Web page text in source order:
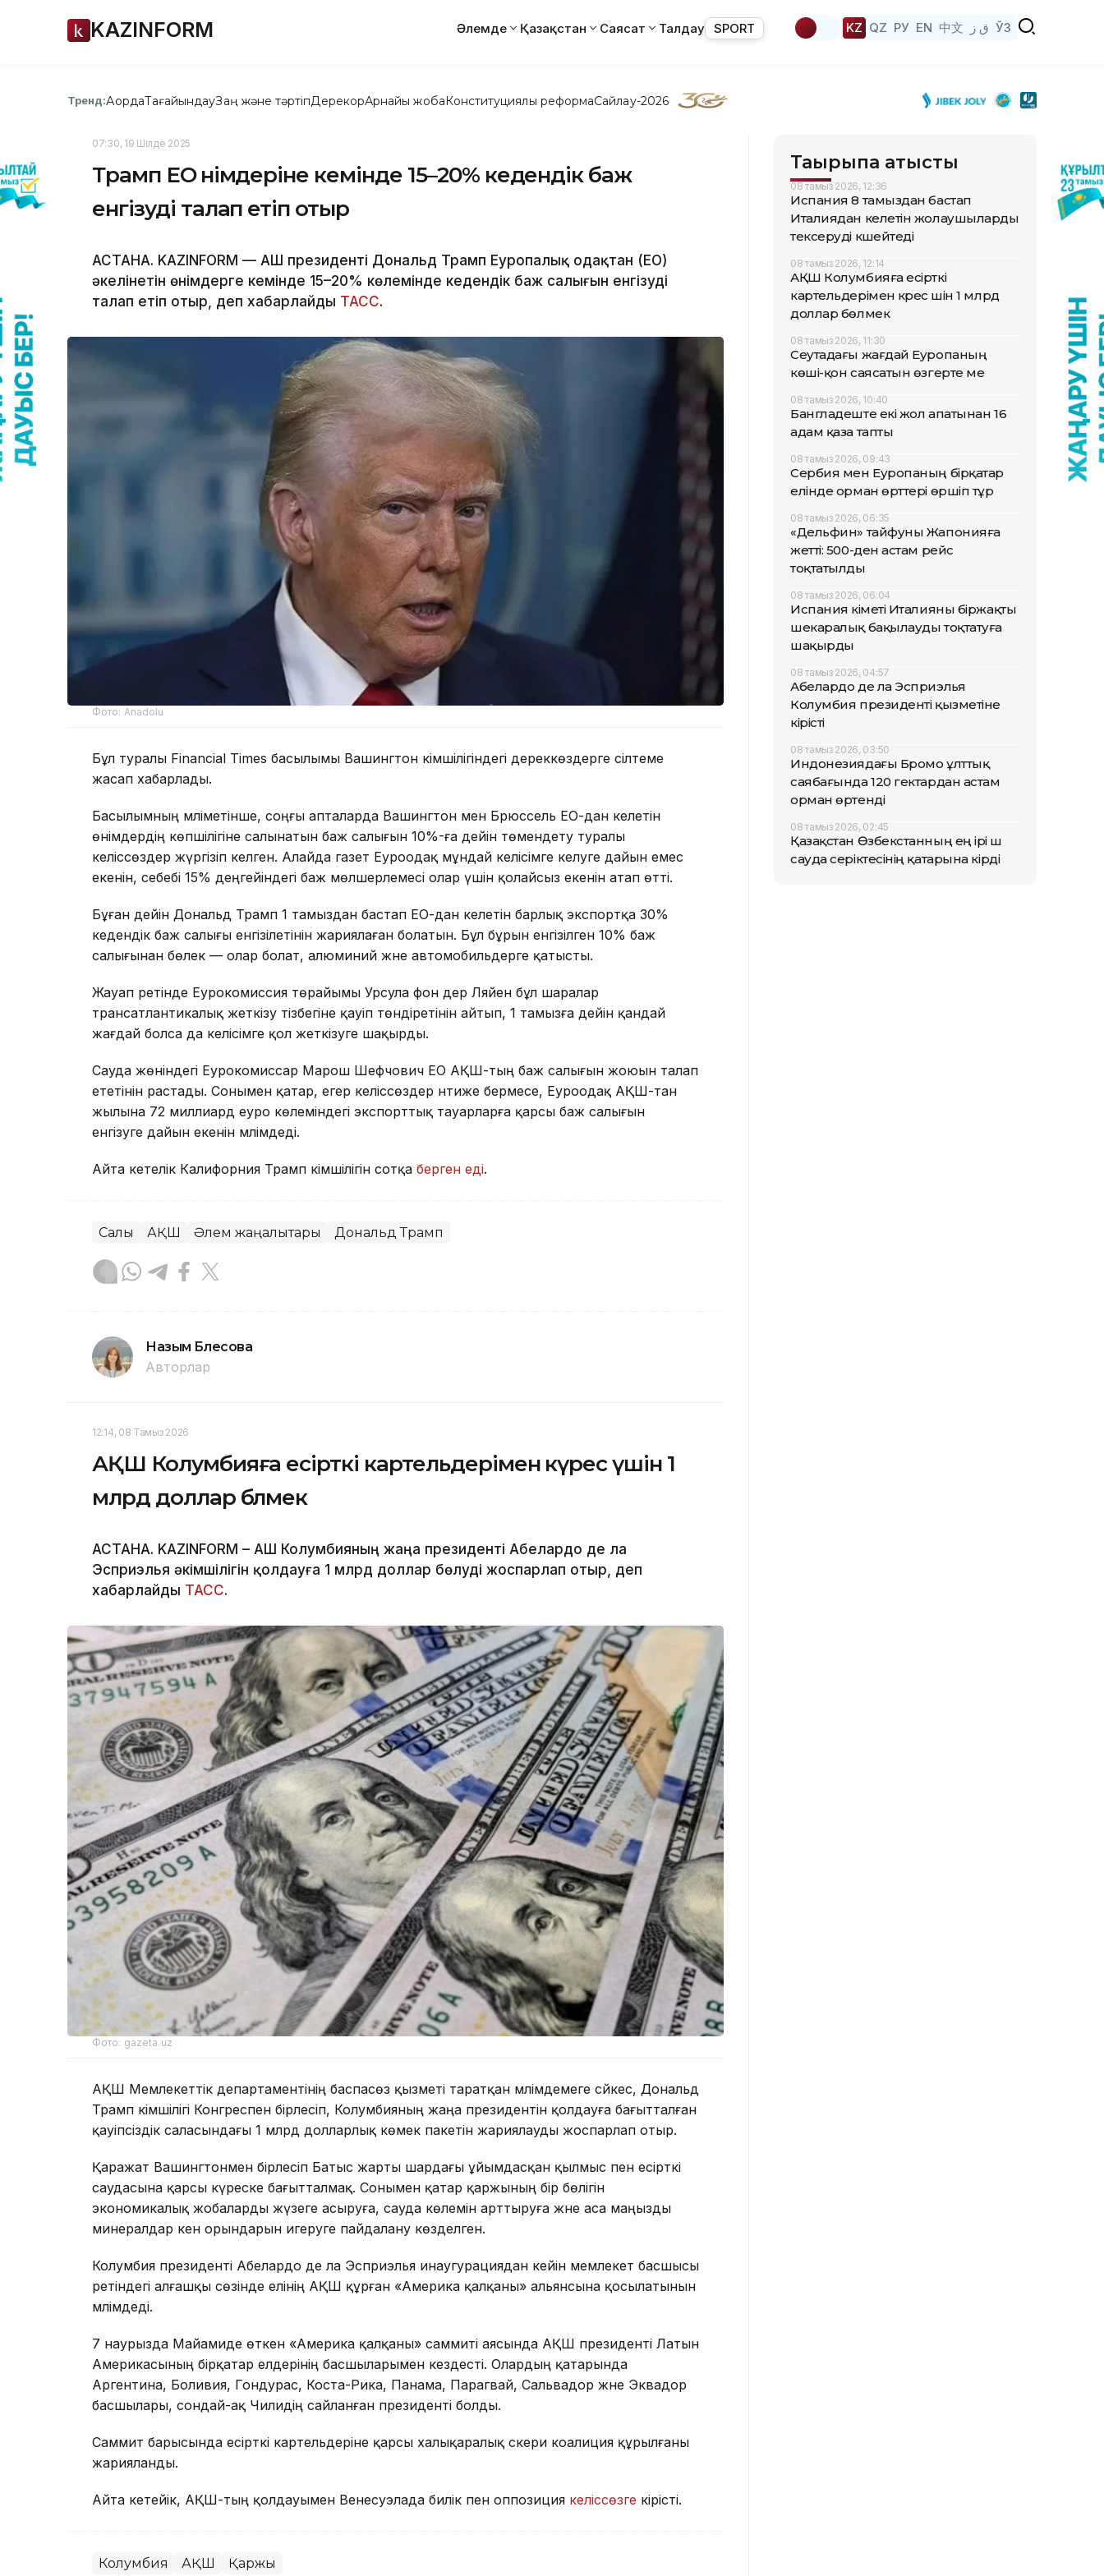
KAZINFORM Әлемде Қазақстан Саясат Талдау SPORT KZ QZ РУ EN 中文 ق ز ЎЗ
Тренд:АқордаТағайындауЗаң және тәртіпДерекқорАрнайы жобаКонституциялық реформаСайлау-2026
07:30, 19 Шілде 2025
Трамп ЕО өнімдеріне кемінде 15–20% кедендік баж
енгізуді талап етіп отыр
АСТАНА. KAZINFORM — АҚШ президенті Дональд Трамп Еуропалық одақтан (ЕО)
әкелінетін өнімдерге кемінде 15–20% көлемінде кедендік баж салығын енгізуді
талап етіп отыр, деп хабарлайды ТАСС.
Фото: Anadolu
Бұл туралы Financial Times басылымы Вашингтон әкімшілігіндегі дереккөздерге сілтеме
жасап хабарлады.
Басылымның мәліметінше, соңғы апталарда Вашингтон мен Брюссель ЕО-дан келетін
өнімдердің көпшілігіне салынатын баж салығын 10%-ға дейін төмендету туралы
келіссөздер жүргізіп келген. Алайда газет Еуроодақ мұндай келісімге келуге дайын емес
екенін, себебі 15% деңгейіндегі баж мөлшерлемесі олар үшін қолайсыз екенін атап өтті.
Бұған дейін Дональд Трамп 1 тамыздан бастап ЕО-дан келетін барлық экспортқа 30%
кедендік баж салығы енгізілетінін жариялаған болатын. Бұл бұрын енгізілген 10% баж
салығынан бөлек — олар болат, алюминий және автомобильдерге қатысты.
Жауап ретінде Еурокомиссия төрайымы Урсула фон дер Ляйен бұл шаралар
трансатлантикалық жеткізу тізбегіне қауіп төндіретінін айтып, 1 тамызға дейін қандай
жағдай болса да келісімге қол жеткізуге шақырды.
Сауда жөніндегі Еурокомиссар Марош Шефчович ЕО АҚШ-тың баж салығын жоюын талап
ететінін растады. Сонымен қатар, егер келіссөздер нәтиже бермесе, Еуроодақ АҚШ-тан
жылына 72 миллиард еуро көлеміндегі экспорттық тауарларға қарсы баж салығын
енгізуге дайын екенін мәлімдеді.
Айта кетелік Калифорния Трамп әкімшілігін сотқа берген еді.
Салық АҚШ Әлем жаңалықтары Дональд Трамп
Назым Бөлесова
Авторлар
12:14, 08 Тамыз 2026
АҚШ Колумбияға есірткі картельдерімен күрес үшін 1
млрд доллар бөлмек
АСТАНА. KAZINFORM – АҚШ Колумбияның жаңа президенті Абелардо де ла
Эсприэлья әкімшілігін қолдауға 1 млрд доллар бөлуді жоспарлап отыр, деп
хабарлайды ТАСС.
Фото: gazeta.uz
АҚШ Мемлекеттік департаментінің баспасөз қызметі таратқан мәлімдемеге сәйкес, Дональд
Трамп әкімшілігі Конгреспен бірлесіп, Колумбияның жаңа президентін қолдауға бағытталған
қауіпсіздік саласындағы 1 млрд долларлық көмек пакетін жариялауды жоспарлап отыр.
Қаражат Вашингтонмен бірлесіп Батыс жарты шардағы ұйымдасқан қылмыс пен есірткі
саудасына қарсы күреске бағытталмақ. Сонымен қатар қаржының бір бөлігін
экономикалық жобаларды жүзеге асыруға, сауда көлемін арттыруға және аса маңызды
минералдар кен орындарын игеруге пайдалану көзделген.
Колумбия президенті Абелардо де ла Эсприэлья инаугурациядан кейін мемлекет басшысы
ретіндегі алғашқы сөзінде елінің АҚШ құрған «Америка қалқаны» альянсына қосылатынын
мәлімдеді.
7 наурызда Майамиде өткен «Америка қалқаны» саммиті аясында АҚШ президенті Латын
Америкасының бірқатар елдерінің басшыларымен кездесті. Олардың қатарында
Аргентина, Боливия, Гондурас, Коста-Рика, Панама, Парагвай, Сальвадор және Эквадор
басшылары, сондай-ақ Чилидің сайланған президенті болды.
Саммит барысында есірткі картельдеріне қарсы халықаралық әскери коалиция құрылғаны
жарияланды.
Айта кетейік, АҚШ-тың қолдауымен Венесуэлада билік пен оппозиция келіссөзге кірісті.
Колумбия АҚШ Қаржы
Тақырыпқа қатысты
08 тамыз 2026, 12:36
Испания 8 тамыздан бастап
Италиядан келетін жолаушыларды
тексеруді күшейтеді
08 тамыз 2026, 12:14
АҚШ Колумбияға есірткі
картельдерімен күрес үшін 1 млрд
доллар бөлмек
08 тамыз 2026, 11:30
Сеутадағы жағдай Еуропаның
көші-қон саясатын өзгерте ме
08 тамыз 2026, 10:40
Бангладеште екі жол апатынан 16
адам қаза тапты
08 тамыз 2026, 09:43
Сербия мен Еуропаның бірқатар
елінде орман өрттері өршіп тұр
08 тамыз 2026, 06:35
«Дельфин» тайфуны Жапонияға
жетті: 500-ден астам рейс
тоқтатылды
08 тамыз 2026, 06:04
Испания үкіметі Италияны біржақты
шекаралық бақылауды тоқтатуға
шақырды
08 тамыз 2026, 04:57
Абелардо де ла Эсприэлья
Колумбия президенті қызметіне
кірісті
08 тамыз 2026, 03:50
Индонезиядағы Бромо ұлттық
саябағында 120 гектардан астам
орман өртенді
08 тамыз 2026, 02:45
Қазақстан Өзбекстанның ең ірі үш
сауда серіктесінің қатарына кірді